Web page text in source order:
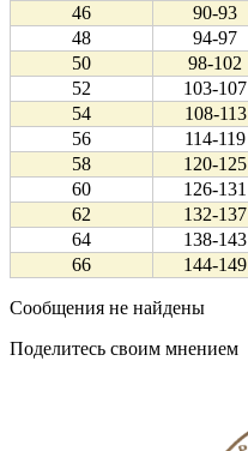
46
90-93
48
94-97
50
98-102
52
103-107
54
108-113
56
114-119
58
120-125
60
126-131
62
132-137
64
138-143
66
144-149
Сообщения не найдены
Поделитесь своим мнением